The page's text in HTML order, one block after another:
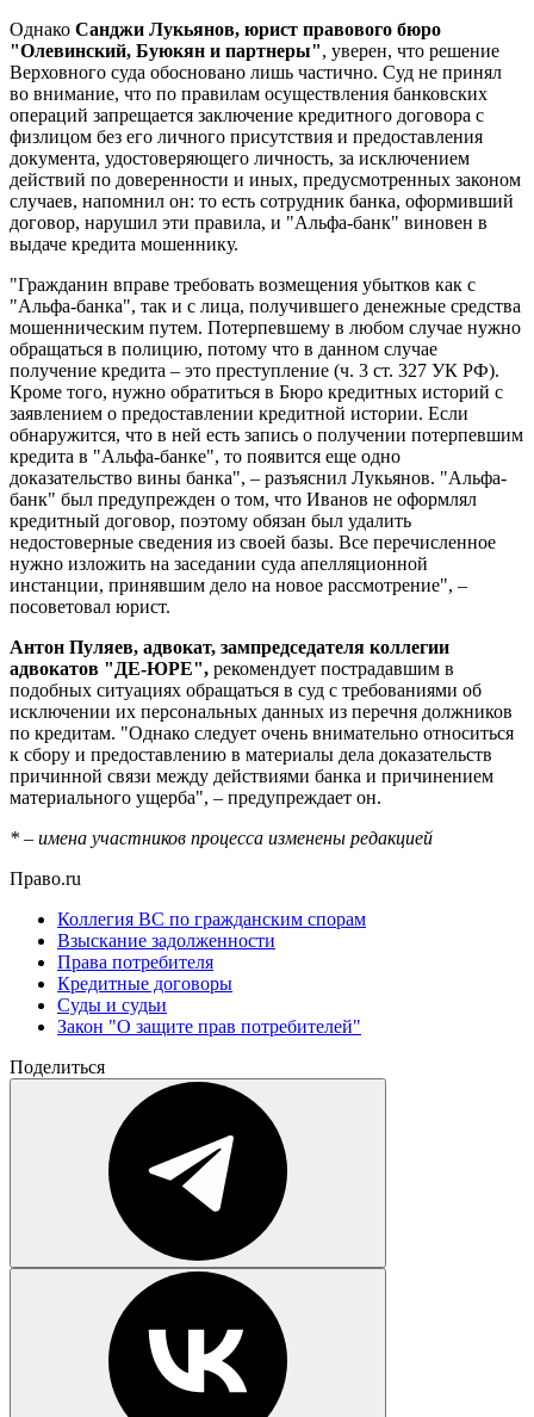
Однако Санджи Лукьянов, юрист правового бюро
"Олевинский, Буюкян и партнеры", уверен, что решение
Верховного суда обосновано лишь частично. Суд не принял
во внимание, что по правилам осуществления банковских
операций запрещается заключение кредитного договора с
физлицом без его личного присутствия и предоставления
документа, удостоверяющего личность, за исключением
действий по доверенности и иных, предусмотренных законом
случаев, напомнил он: то есть сотрудник банка, оформивший
договор, нарушил эти правила, и "Альфа-банк" виновен в
выдаче кредита мошеннику.
"Гражданин вправе требовать возмещения убытков как с
"Альфа-банка", так и с лица, получившего денежные средства
мошенническим путем. Потерпевшему в любом случае нужно
обращаться в полицию, потому что в данном случае
получение кредита – это преступление (ч. 3 ст. 327 УК РФ).
Кроме того, нужно обратиться в Бюро кредитных историй с
заявлением о предоставлении кредитной истории. Если
обнаружится, что в ней есть запись о получении потерпевшим
кредита в "Альфа-банке", то появится еще одно
доказательство вины банка", – разъяснил Лукьянов. "Альфа-
банк" был предупрежден о том, что Иванов не оформлял
кредитный договор, поэтому обязан был удалить
недостоверные сведения из своей базы. Все перечисленное
нужно изложить на заседании суда апелляционной
инстанции, принявшим дело на новое рассмотрение", –
посоветовал юрист.
Антон Пуляев, адвокат, зампредседателя коллегии
адвокатов "ДЕ-ЮРЕ", рекомендует пострадавшим в
подобных ситуациях обращаться в суд с требованиями об
исключении их персональных данных из перечня должников
по кредитам. "Однако следует очень внимательно относиться
к сбору и предоставлению в материалы дела доказательств
причинной связи между действиями банка и причинением
материального ущерба", – предупреждает он.
* – имена участников процесса изменены редакцией
Право.ru
Коллегия ВС по гражданским спорам
Взыскание задолженности
Права потребителя
Кредитные договоры
Суды и судьи
Закон "О защите прав потребителей"
Поделиться